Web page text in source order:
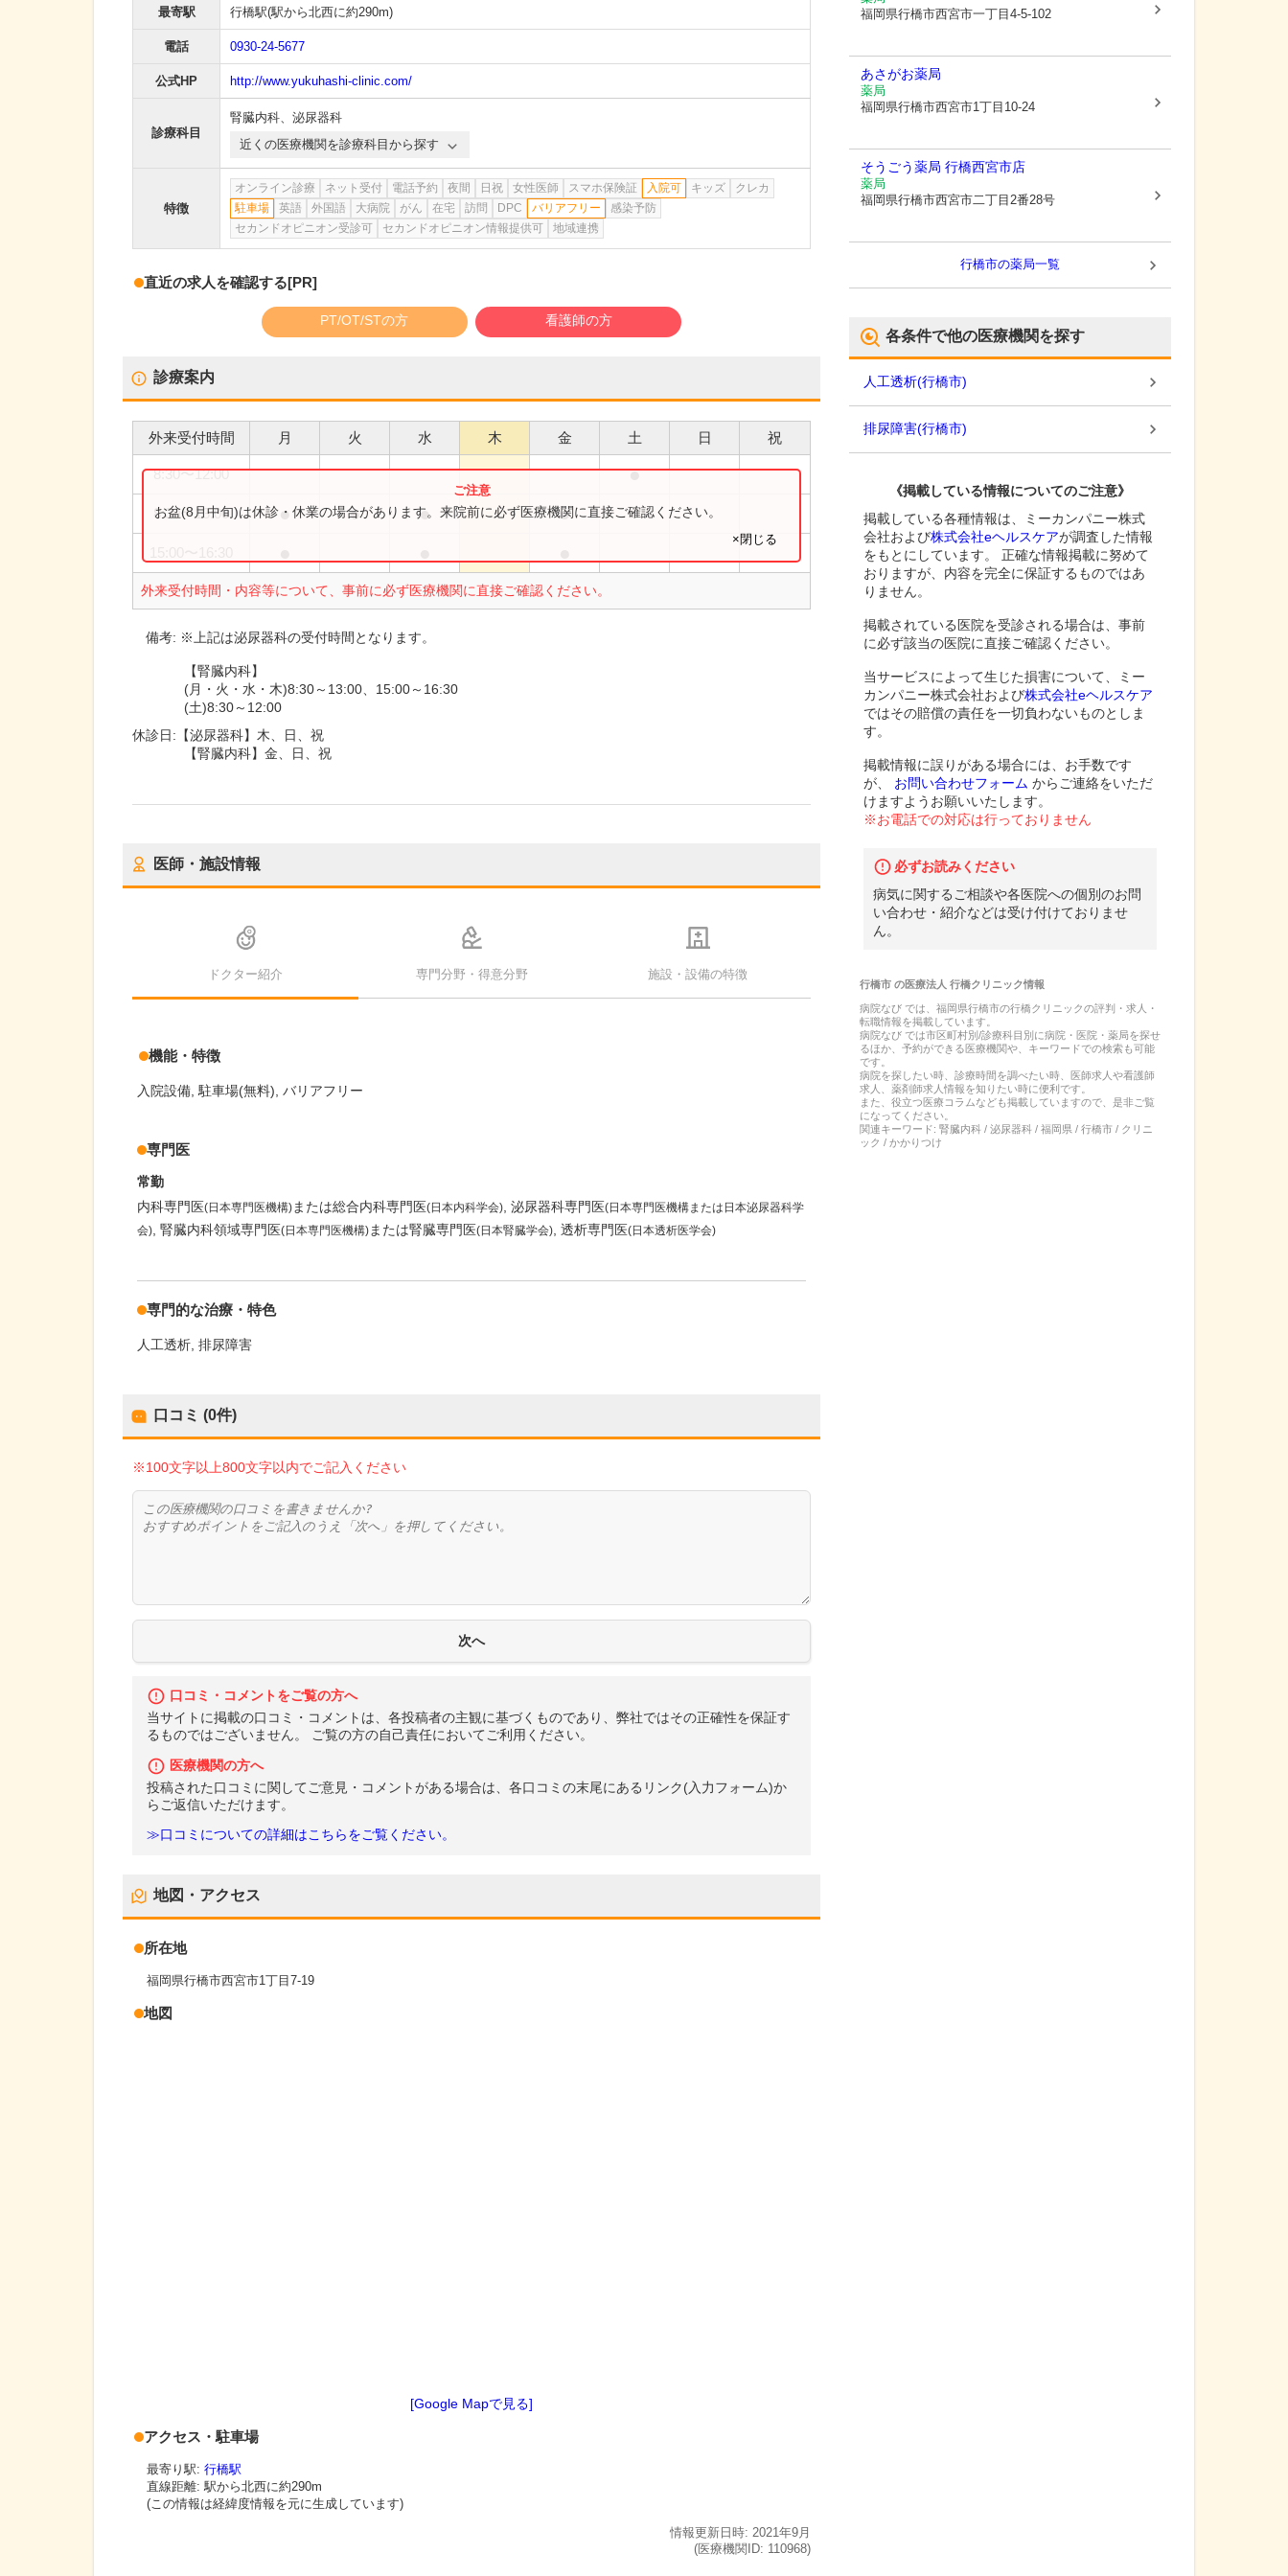
最寄駅 行橋駅(駅から北西に約290m)
電話 0930-24-5677
公式HP http://www.yukuhashi-clinic.com/
診療科目
腎臓内科、 泌尿器科
近くの医療機関を診療科目から探す
特徴
オンライン診療 ネット受付 電話予約 夜間 日祝 女性医師 スマホ保険証 入院可 キッズ
クレカ
駐車場
英語 外国語 大病院 がん 在宅 訪問 DPC バリアフリー
感染予防
セカンドオピニオン受診可
セカンドオピニオン情報提供可 地域連携
直近の求人を確認する[PR]
PT/OT/STの方 看護師の方
診療案内
外来受付時間 月 火 水 木 金 土 日 祝
8:30〜12:00 ●
8:30〜13:00 ● ● ● ●
外来受付時間・内容等について、事前に必ず医療機関に直接ご確認ください。
お盆(8月中旬)は休診・休業の場合があります。来院前に必ず医療機関に直接ご確認ください。
×閉じる
備考: ※上記は泌尿器科の受付時間となります。
【腎臓内科】
(月・火・水・木)8:30～13:00、15:00～16:30
(土)8:30～12:00
休診日: 【泌尿器科】木、日、祝
【腎臓内科】金、日、祝
医師・施設情報
ドクター紹介 専門分野・得意分野 施設・設備の特徴
機能・特徴
入院設備 駐車場(無料) バリアフリー
専門医
常勤
内科専門医(日本専門医機構)または総合内科専門医(日本内科学会) 泌尿器科専門医(日本専門医機構または日本泌尿器科学
会) 腎臓内科領域専門医(日本専門医機構)または腎臓専門医(日本腎臓学会) 透析専門医(日本透析医学会)
専門的な治療・特色
人工透析 排尿障害
口コミ (0件)
※100文字以上800文字以内でご記入ください
口コミ・コメントをご覧の方へ
当サイトに掲載の口コミ・コメントは、各投稿者の主観に基づくものであり、弊社ではその正確性を保証す
るものではございません。 ご覧の方の自己責任においてご利用ください。
医療機関の方へ
投稿された口コミに関してご意見・コメントがある場合は、各口コミの末尾にあるリンク(入力フォーム)か
らご返信いただけます。
≫口コミについての詳細はこちらをご覧ください。
地図・アクセス
所在地
福岡県行橋市西宮市1丁目7-19
地図
[Google Mapで見る]
アクセス・駐車場
最寄り駅: 行橋駅
直線距離: 駅から北西に約290m
(この情報は経緯度情報を元に生成しています)
情報更新日時: 2021年9月
(医療機関ID: 110968)
福岡県行橋市西宮市一丁目4-5-102
あさがお薬局
薬局
福岡県行橋市西宮市1丁目10-24
そうごう薬局 行橋西宮市店
薬局
福岡県行橋市西宮市二丁目2番28号
行橋市の薬局一覧
各条件で他の医療機関を探す
人工透析(行橋市)
排尿障害(行橋市)
《掲載している情報についてのご注意》
掲載している各種情報は、ミーカンパニー株式
会社および株式会社eヘルスケアが調査した情報
をもとにしています。 正確な情報掲載に努めて
おりますが、内容を完全に保証するものではあ
りません。
掲載されている医院を受診される場合は、事前
に必ず該当の医院に直接ご確認ください。
当サービスによって生じた損害について、ミー
カンパニー株式会社および株式会社eヘルスケア
ではその賠償の責任を一切負わないものとしま
す。
掲載情報に誤りがある場合には、お手数です
が、
お問い合わせフォーム からご連絡をいただ
けますようお願いいたします。
※お電話での対応は行っておりません
必ずお読みください
病気に関するご相談や各医院への個別のお問
い合わせ・紹介などは受け付けておりませ
ん。
行橋市の医療法人 行橋クリニック情報
病院なび では、 福岡県行橋市の行橋クリニックの評判・求人・
転職情報を掲載しています。
病院なび では市区町村別/診療科目別に病院・医院・薬局を探せ
るほか、予約ができる医療機関や、キーワードでの検索も可能
です。
病院を探したい時、診療時間を調べたい時、医師求人や看護師
求人、薬剤師求人情報を知りたい時に便利です。
また、役立つ医療コラムなども掲載していますので、是非ご覧
になってください。
関連キーワード: 腎臓内科 / 泌尿器科 / 福岡県 / 行橋市 / クリニ
ック / かかりつけ